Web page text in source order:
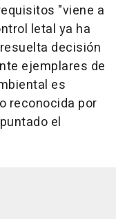
"viene a
letal ya ha
decisión
ejemplares de
es
reconocida por
el